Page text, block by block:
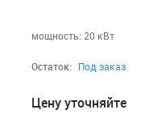
мощность: 20 кВт
Остаток: Под заказ
Цену уточняйте